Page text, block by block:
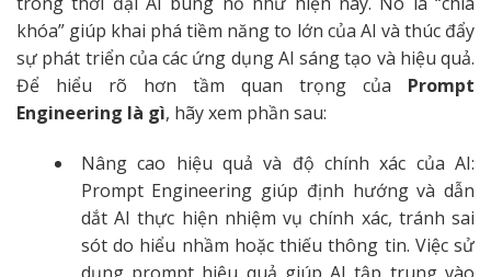
khóa” giúp khai phá tiềm năng to lớn của AI và thúc đẩy
sự phát triển của các ứng dụng AI sáng tạo và hiệu quả.
Để hiểu rõ hơn tầm quan trọng của Prompt
Engineering là gì, hãy xem phần sau:
Nâng cao hiệu quả và độ chính xác của AI:
Prompt Engineering giúp định hướng và dẫn
dắt AI thực hiện nhiệm vụ chính xác, tránh sai
sót do hiểu nhầm hoặc thiếu thông tin. Việc sử